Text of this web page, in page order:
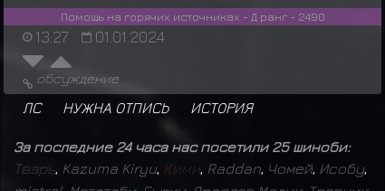
Помощь на горячих источниках - Д ранг - 2490
13:27 01.01.2024
обсуждение
ЛС НУЖНА ОТПИСЬ ИСТОРИЯ
За последние 24 часа нас посетили 25 шиноби:
Тварь Kazuma Kiryu, Кими Raddan Чомей, Исобу,